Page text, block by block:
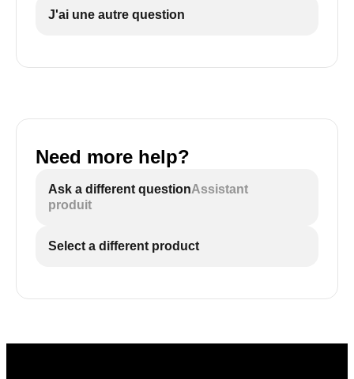
J'ai une autre question
Need more help?
Ask a different questionAssistant
produit
Select a different product